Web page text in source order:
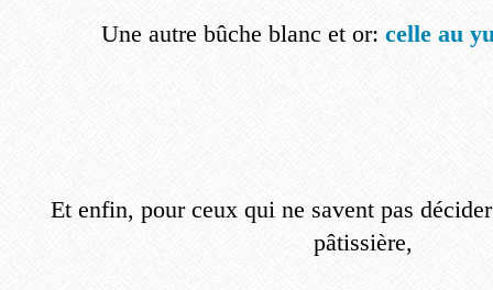
Une autre bûche blanc et or: celle au
Et enfin, pour ceux qui ne savent pas
pâtissière,